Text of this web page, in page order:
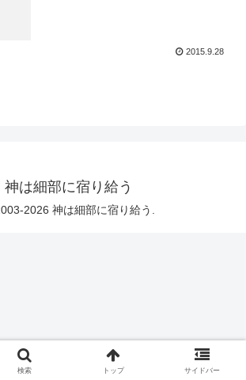
2015.9.28
神は細部に宿り給う
2026 神は細部に宿り給う.
検索 トップ サイドバー